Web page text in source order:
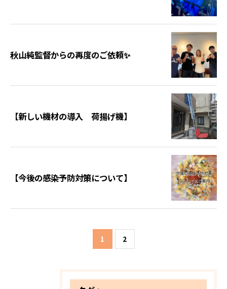
秋山純監督からの再度のご依頼✨
【新しい機材の導入 荷揚げ機】
【今後の感染予防対策について】
1 2